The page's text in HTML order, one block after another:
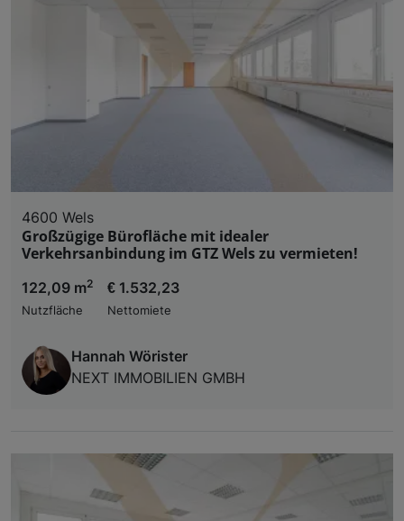
4600 Wels
Großzügige Bürofläche mit idealer
Verkehrsanbindung im GTZ Wels zu vermieten!
122,09 m2
Nutzfläche
€ 1.532,23
Nettomiete
Hannah Wörister
NEXT IMMOBILIEN GMBH